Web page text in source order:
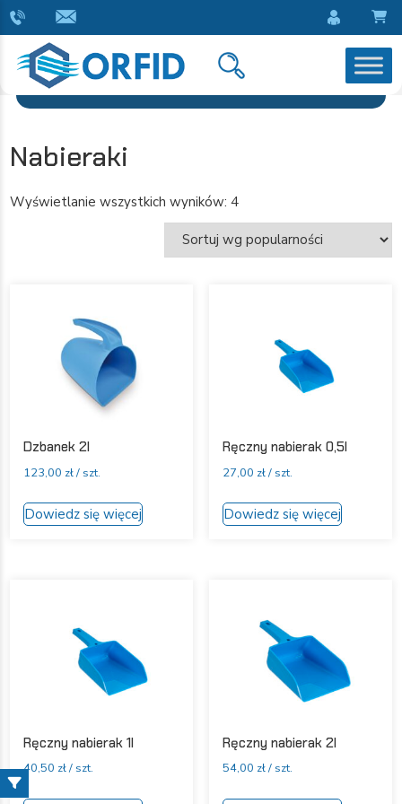
Nabieraki
Wyświetlanie wszystkich wyników: 4
Dzbanek 2l
123,00 zł/ szt.
Dowiedz się więcejprodukt
na
Ręczny nabierak 0,5l
27,00 zł/ szt.
Dowiedz się więcej
Ten
produkt
na
stronie
Ręczny nabierak 1l
40,50 zł/ szt.
Ręczny nabierak 2l
54,00 zł/ szt.